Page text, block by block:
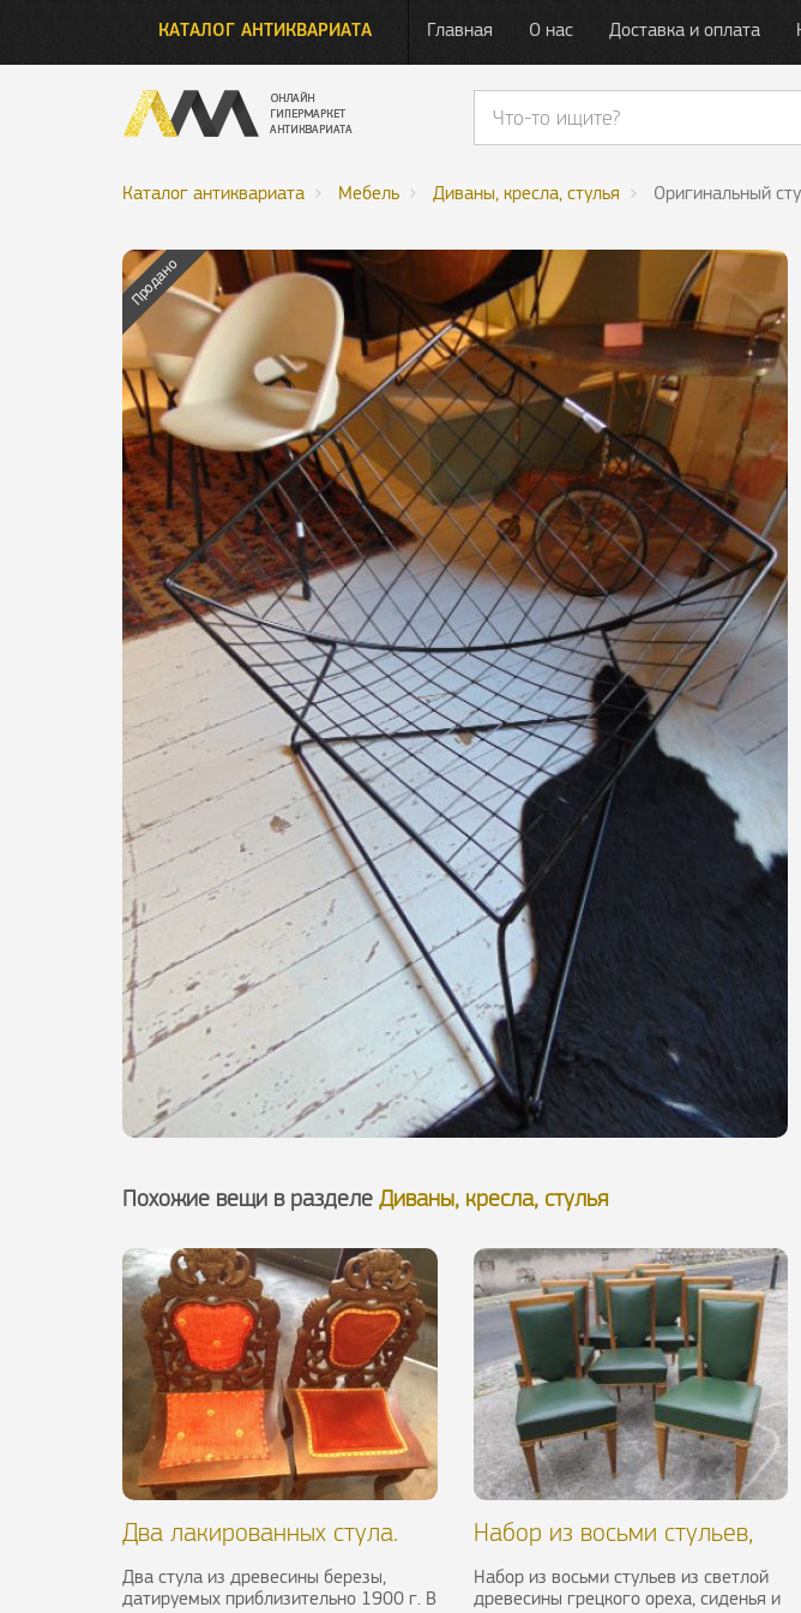
КАТАЛОГ АНТИКВАРИАТА Главная О нас Доставка и оплата
Каталог антиквариата Мебель Диваны, кресла, стулья Оригинальный
Продано
Похожие вещи в разделе Диваны, кресла, стулья
Два лакированных стула.
Два стула из древесины березы,
датируемых приблизительно 1900 г. В
Набор из восьми стульев,
Набор из восьми стульев из светлой
древесины грецкого ореха, сиденья и